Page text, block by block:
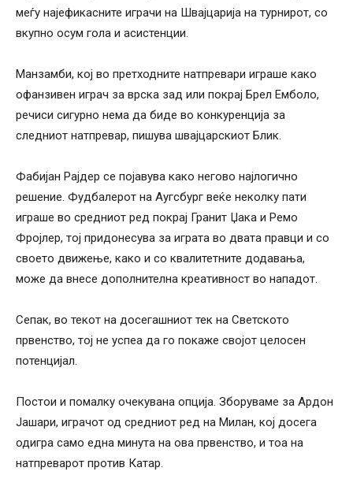
меѓу најефикасните играчи на Швајцарија на турнирот, со
вкупно осум гола и асистенции.
Манзамби, кој во претходните натпревари играше како
офанзивен играч за врска зад или покрај Брел Емболо,
речиси сигурно нема да биде во конкуренција за
следниот натпревар, пишува швајцарскиот Блик.
Фабијан Рајдер се појавува како негово најлогично
решение. Фудбалерот на Аугсбург веќе неколку пати
играше во средниот ред покрај Гранит Џака и Ремо
Фројлер, тој придонесува за играта во двата правци и со
своето движење, како и со квалитетните додавања,
може да внесе дополнителна креативност во нападот.
Сепак, во текот на досегашниот тек на Светското
првенство, тој не успеа да го покаже својот целосен
потенцијал.
Постои и помалку очекувана опција. Зборуваме за Ардон
Јашари, играчот од средниот ред на Милан, кој досега
одигра само една минута на ова првенство, и тоа на
натпреварот против Катар.